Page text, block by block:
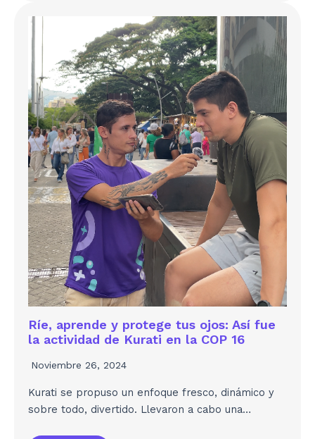
Ríe, aprende y protege tus ojos: Así fue
la actividad de Kurati en la COP 16
Noviembre 26, 2024
Kurati se propuso un enfoque fresco, dinámico y
sobre todo, divertido. Llevaron a cabo una…